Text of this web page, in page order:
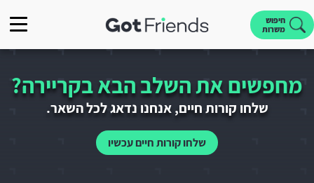
חיפוש
משרות
מחפשים את השלב הבא בקריירה?
שלחו קורות חיים, אנחנו נדאג לכל השאר.
שלחו קורות חיים עכשיו